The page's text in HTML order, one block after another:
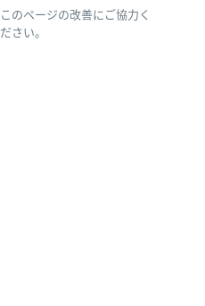
このページの改善にご協力く
ださい。